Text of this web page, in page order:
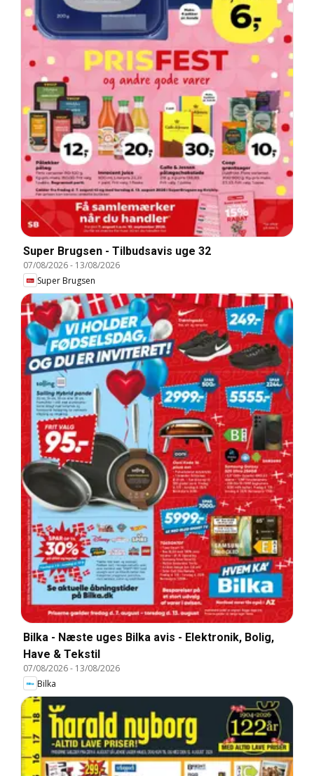
Super Brugsen - Tilbudsavis uge 32
07/08/2026- 13/08/2026
Super Brugsen
Bilka - Næste uges Bilka avis - Elektronik, Bolig,
Have & Tekstil
07/08/2026- 13/08/2026
Bilka